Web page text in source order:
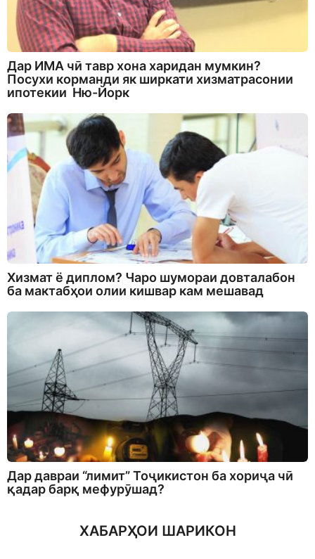
Дар ИМА чӣ тавр хона харидан мумкин?
Посухи корманди як ширкати хизматрасонии
ипотекии Ню-Йорк
Хизмат ё диплом? Чаро шумораи довталабон
ба мактабҳои олии кишвар кам мешавад
Дар давраи “лимит” Тоҷикистон ба хориҷа чӣ
қадар барқ мефурӯшад?
ХАБАРҲОИ ШАРИКОН